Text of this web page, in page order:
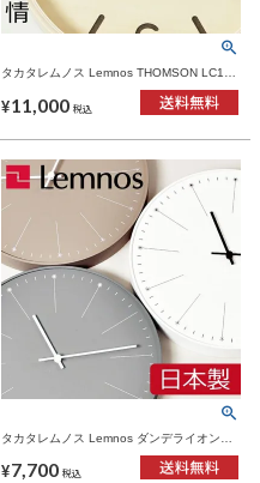
タカタレムノス Lemnos THOMSON LC10-
26 | インテリア雑貨・掛け時計
¥11,000 税込
タカタレムノス Lemnos ダンデライオン
¥7,700 税込